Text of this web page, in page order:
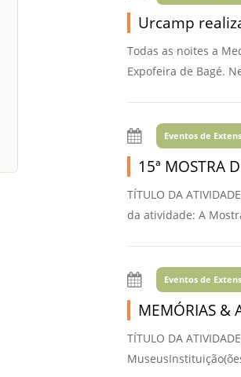
Urcamp
Todas as noites a
Expofeira de Bagé.
Eventos de
15ª MOSTRA
TÍTULO DA
da atividade: A
Eventos de
MEMÓRIAS &
TÍTULO DA